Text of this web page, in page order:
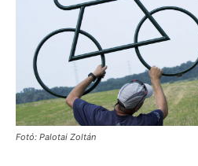
Fotó: Palotai Zoltán